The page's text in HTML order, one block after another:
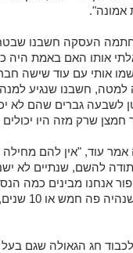
אמונה".
העסקה חשבנו
אותו האם באמת היה
אותי עם עוד שישה
למטה, חשבנו שנגיע
לשבעה גברים שהם לא
שרק מזה היו יכולים
עוד, "אין להם
להשם, שנתיים לא
אנחנו מבינים כמה הנס
היו
חג הגאולה שגם